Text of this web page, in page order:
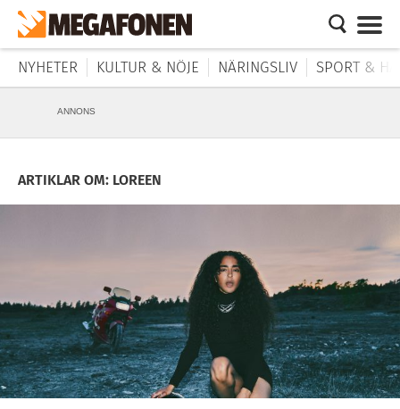
NYHETER KULTUR & NÖJE NÄRINGSLIV SPORT &
ANNONS
ARTIKLAR OM: LOREEN